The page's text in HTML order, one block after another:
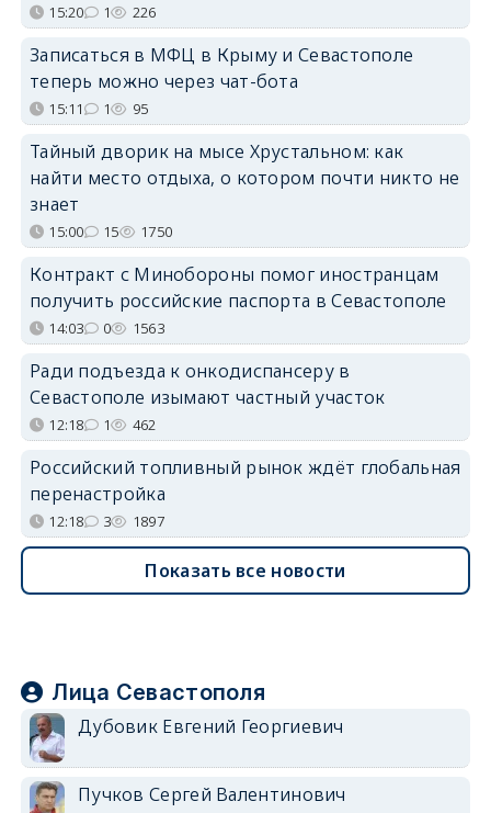
15:20 1 226
Записаться в МФЦ в Крыму и Севастополе
теперь можно через чат-бота
15:11 1 95
Тайный дворик на мысе Хрустальном: как
найти место отдыха, о котором почти никто не
знает
15:00 15 1750
Контракт с Минобороны помог иностранцам
получить российские паспорта в Севастополе
14:03 0 1563
Ради подъезда к онкодиспансеру в
Севастополе изымают частный участок
12:18 1 462
Российский топливный рынок ждёт глобальная
перенастройка
12:18 3 1897
Показать все новости
Лица Севастополя
Дубовик Евгений Георгиевич
Пучков Сергей Валентинович